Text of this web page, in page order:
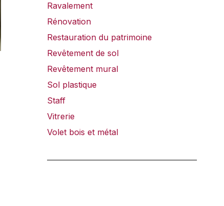
Ravalement
Rénovation
Restauration du patrimoine
Revêtement de sol
Revêtement mural
Sol plastique
Staff
Vitrerie
Volet bois et métal